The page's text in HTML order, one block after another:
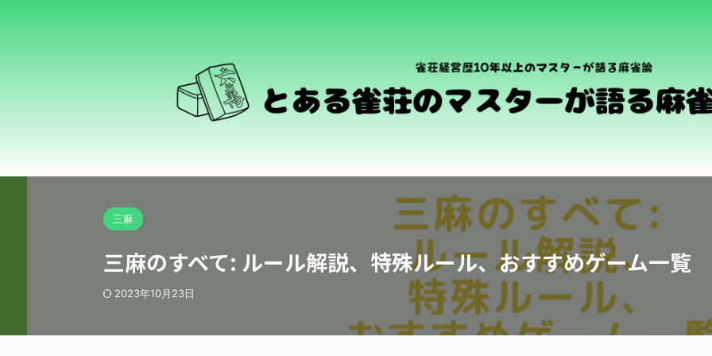
三麻
三麻のすべて: ルール解説、特殊ルール、おすすめゲーム一覧
2023年10月23日